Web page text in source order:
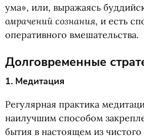
ума», или, выражаясь
омрачений сознания, и есть
оперативного вмешательства.
Долговременные
1. Медитация
Регулярная практика
наилучшим способом
бытия в настоящем из чистого